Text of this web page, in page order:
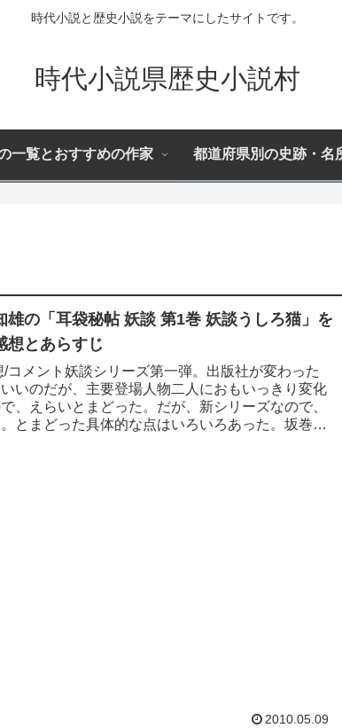
時代小説と歴史小説をテーマにしたサイトです。
時代小説県歴史小説村
一覧とおすすめの作家 都道府県別の史跡・名
雄の「耳袋秘帖 妖談 第1巻 妖談うしろ猫」を
想とあらすじ
/コメント妖談シリーズ第一弾。出版社が変わった
いのだが、主要登場人物二人におもいっきり変化
、えらいとまどった。だが、新シリーズなので、
とまどった具体的な点はいろいろあった。坂巻弥
2010.05.09